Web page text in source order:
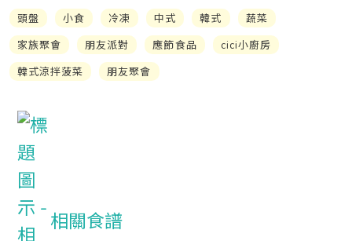
頭盤 小食 冷凍 中式 韓式
蔬菜
家族聚會
朋友派對 應節食品
cici小廚房
韓式涼拌菠菜
朋友聚會
相關食譜